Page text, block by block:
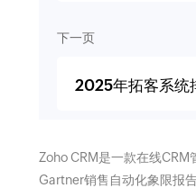
下一页
2025年拓客系统
Zoho CRM是一款在线
Gartner销售自动化象限报